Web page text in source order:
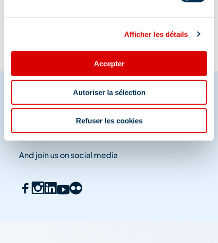
Afficher les détails
Accepter
Autoriser la sélection
Refuser les cookies
Share your moments in
Méribel
And join us on social media